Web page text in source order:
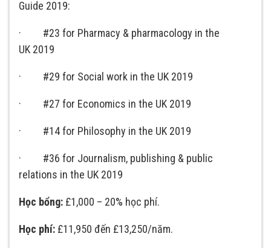
Guide 2019:
· #23 for Pharmacy & pharmacology in the
UK 2019
· #29 for Social work in the UK 2019
· #27 for Economics in the UK 2019
· #14 for Philosophy in the UK 2019
· #36 for Journalism, publishing & public
relations in the UK 2019
Học bổng: £1,000 – 20% học phí.
Học phí: £11,950 đến £13,250/năm.